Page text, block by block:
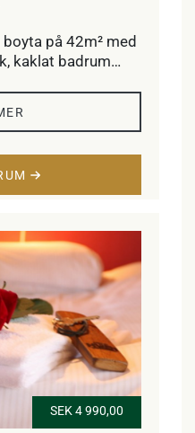
på 42m² med
kaklat badrum
enkelsängar
vardagsrum
tv, minibar,
Ett sovloft
WiFi på hela
SEK 4 990,00